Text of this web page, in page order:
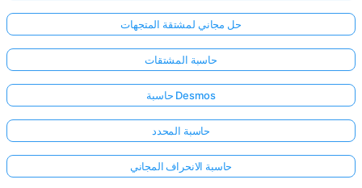
حل مجاني لمشتقة المتجهات
حاسبة المشتقات
حاسبة Desmos
حاسبة المحدد
حاسبة الانحراف المجاني